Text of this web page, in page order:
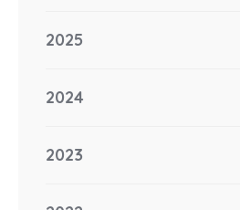
2025
2024
2023